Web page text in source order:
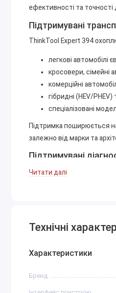
ефективності та точності
Підтримувані
ThinkTool Expert 394
легкові автомобілі
кросовери, сімейні
комерційні
гібридні (HEV/
спеціалізовані
Підтримка поширюється
залежно від марки та
Підтримувані
CAN та CAN-FD —
Основні
зчитування та
freeze frame —
Читати далі
Технічні
Характеристики
Бренд